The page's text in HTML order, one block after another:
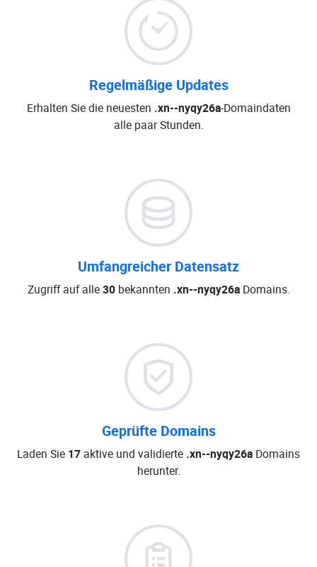
Regelmäßige Updates
Erhalten Sie die neuesten .xn--nyqy26a-Domaindaten
alle paar Stunden.
Umfangreicher Datensatz
Zugriff auf alle30bekannten .xn--nyqy26aDomains.
Geprüfte Domains
Laden Sie 17 aktive und validierte .xn--nyqy26a Domains
herunter.